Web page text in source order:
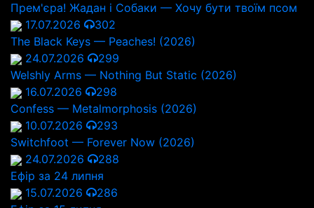
Прем'єра! Жадан і Собаки — Хочу бути твоїм псом
17.07.2026
302
The Black Keys — Peaches! (2026)
24.07.2026
299
Welshly Arms — Nothing But Static (2026)
16.07.2026
298
Confess — Metalmorphosis (2026)
10.07.2026
293
Switchfoot — Forever Now (2026)
24.07.2026
288
Ефір за 24 липня
15.07.2026
286